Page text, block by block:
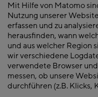
Mit Hilfe von Matomo
Nutzung unserer
erfassen und zu
herausfinden, wann
und aus welcher Region
wir verschiedene
verwendete Browser
messen, ob unsere
durchführen (z.B. Klicks,